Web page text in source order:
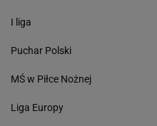
I liga
Puchar Polski
MŚ w Piłce Nożnej
Liga Europy